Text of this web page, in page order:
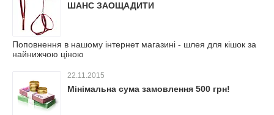
ШАНС ЗАОЩАДИТИ
Поповнення в нашому інтернет магазині - шлея для кішок за
найнижчою ціною
22.11.2015
Мінімальна сума замовлення 500 грн!